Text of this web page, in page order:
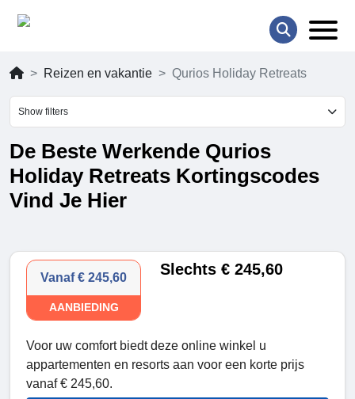
Reizen en vakantie Qurios Holiday Retreats
Show filters
De Beste Werkende Qurios
Holiday Retreats Kortingscodes
Vind Je Hier
Vanaf € 245,60
AANBIEDING
Slechts € 245,60
Voor uw comfort biedt deze online winkel u
appartementen en resorts aan voor een korte prijs
vanaf € 245,60.